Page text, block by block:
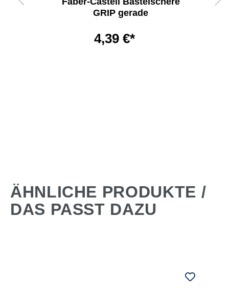
GRIP gerade
4,39 €*
ÄHNLICHE PRODUKTE /
DAS PASST DAZU